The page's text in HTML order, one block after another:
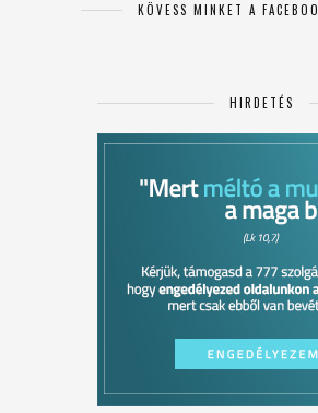
KÖVESS MINKET A
HIRDETÉS